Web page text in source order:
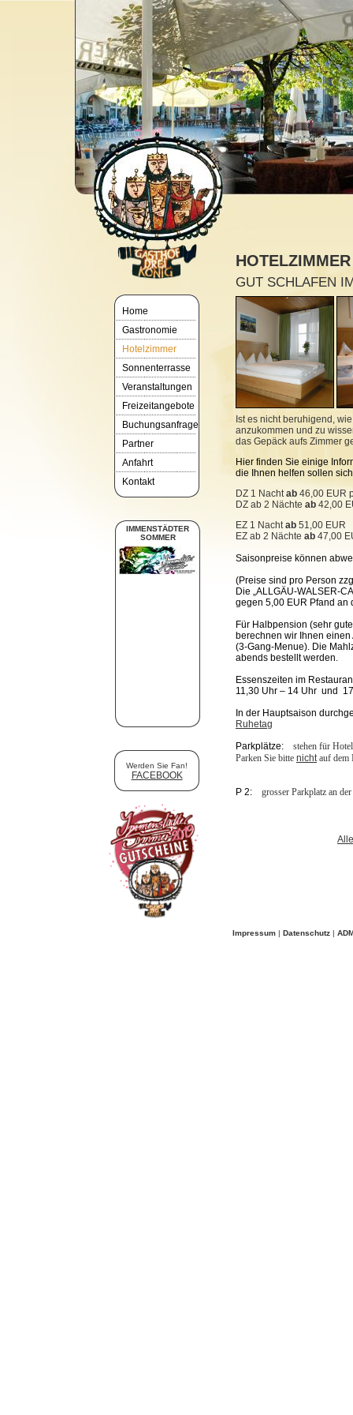
Home
Gastronomie
Hotelzimmer
Sonnenterrasse
Veranstaltungen
Freizeitangebote
Buchungsanfrage
Partner
Anfahrt
Kontakt
IMMENSTÄDTER
SOMMER
Werden Sie Fan!
FACEBOOK
HOTELZIMMER
GUT SCHLAFEN
Ist es nicht beruhigend,
anzukommen und zu
das Gepäck aufs Zimmer
Hier finden Sie einige
die Ihnen helfen sollen
DZ 1 Nachtab 46,00 EUR
DZ ab 2 Nächte ab 42,00
EZ 1 Nachtab 51,00 EUR
EZ ab 2 Nächte ab 47,00
Saisonpreise können
(Preise sind pro Person
Die „ALLGÄU-WALSER-
gegen 5,00 EUR Pfand an
Für Halbpension (sehr
berechnen wir Ihnen
(3-Gang-Menue). Die
abends bestellt werden.
Essenszeiten im
11,30 Uhr – 14 Uhr und
In der Hauptsaison
Ruhetag
Parkplätze:
stehen für
Parken Sie bitte nichtauf dem
P 2: grosser Parkplatz an
Impressum | Datenschutz |